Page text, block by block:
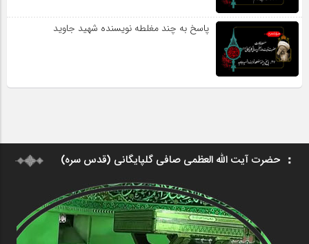
پاسخ به چند مغلطه نویسنده شهید جاوید
حضرت آیت الله العظمی صافی گلپایگانی (قدس سره)